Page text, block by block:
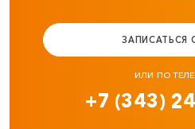
ЗАПИСАТЬСЯ
ИЛИ ПО
+7 (343)